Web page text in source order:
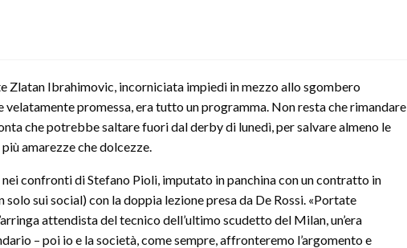
Zlatan Ibrahimovic, incorniciata impiedi in mezzo allo sgombero
velatamente promessa, era tutto un programma. Non resta che rimandare
che potrebbe saltare fuori dal derby di lunedì, per salvare almeno le
amarezze che dolcezze.
confronti di Stefano Pioli, imputato in panchina con un contratto in
sui social) con la doppia lezione presa da De Rossi. «Portate
attendista del tecnico dell’ultimo scudetto del Milan, un’era
– poi io e la società, come sempre, affronteremo l’argomento e